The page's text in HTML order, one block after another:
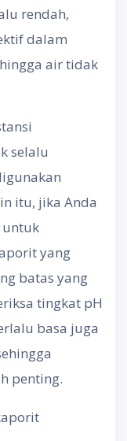
rendah,
dalam
air tidak
selalu
itu, jika Anda
untuk
yang
batas yang
tingkat pH
basa juga
penting.